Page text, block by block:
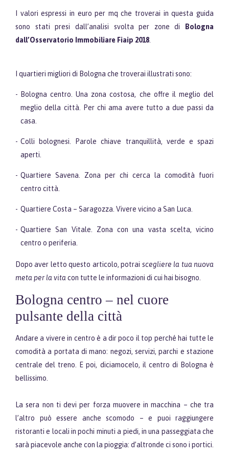
I valori espressi in euro per mq che troverai in questa guida
sono stati presi dall’analisi svolta per zone di
Bologna
dall’Osservatorio Immobiliare Fiaip 2018
I quartieri migliori di Bologna che troverai illustrati sono:
Bologna centro. Una zona costosa, che offre il meglio del
meglio della città. Per chi ama avere tutto a due passi da
casa.
Colli bolognesi. Parole chiave tranquillità, verde e spazi
aperti.
Quartiere Savena. Zona per chi cerca la comodità fuori
centro città.
Quartiere Costa – Saragozza. Vivere vicino a San Luca.
Quartiere San Vitale. Zona con una vasta scelta, vicino
centro o periferia.
Dopo aver letto questo articolo, potrai scegliere la tua nuova
meta per la vita con tutte le informazioni di cui hai bisogno.
Bologna centro – nel cuore
pulsante della città
Andare a vivere in centro è a dir poco il top perché hai tutte le
comodità a portata di mano: negozi, servizi, parchi e stazione
centrale del treno. E poi, diciamocelo, il centro di Bologna è
bellissimo.
La sera non ti devi per forza muovere in macchina – che tra
l’altro può essere anche scomodo – e puoi raggiungere
ristoranti e locali in pochi minuti a piedi, in una passeggiata che
sarà piacevole anche con la pioggia: d’altronde ci sono i portici.